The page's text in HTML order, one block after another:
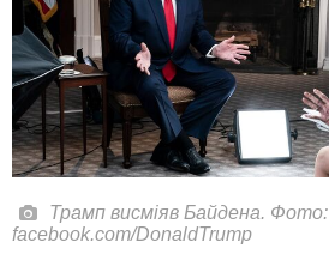
Трамп висміяв Байдена. Фото:
facebook.com/DonaldTrump